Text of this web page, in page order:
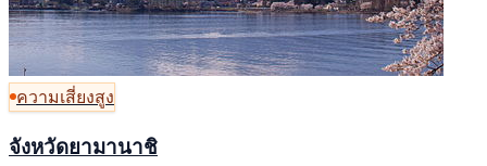
ความเสี่ยงสูง
จังหวัดยามานาชิ